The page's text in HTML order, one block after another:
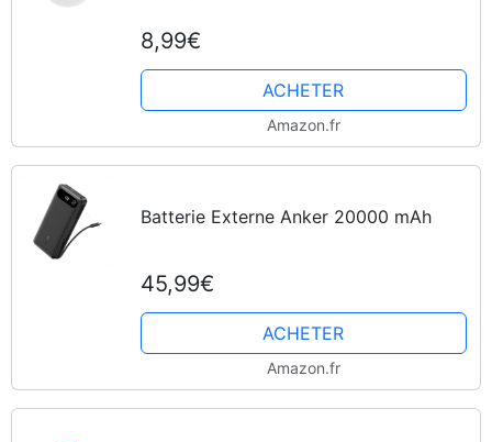
8,99€
ACHETER
Amazon.fr
Batterie Externe Anker 20000 mAh
45,99€
ACHETER
Amazon.fr